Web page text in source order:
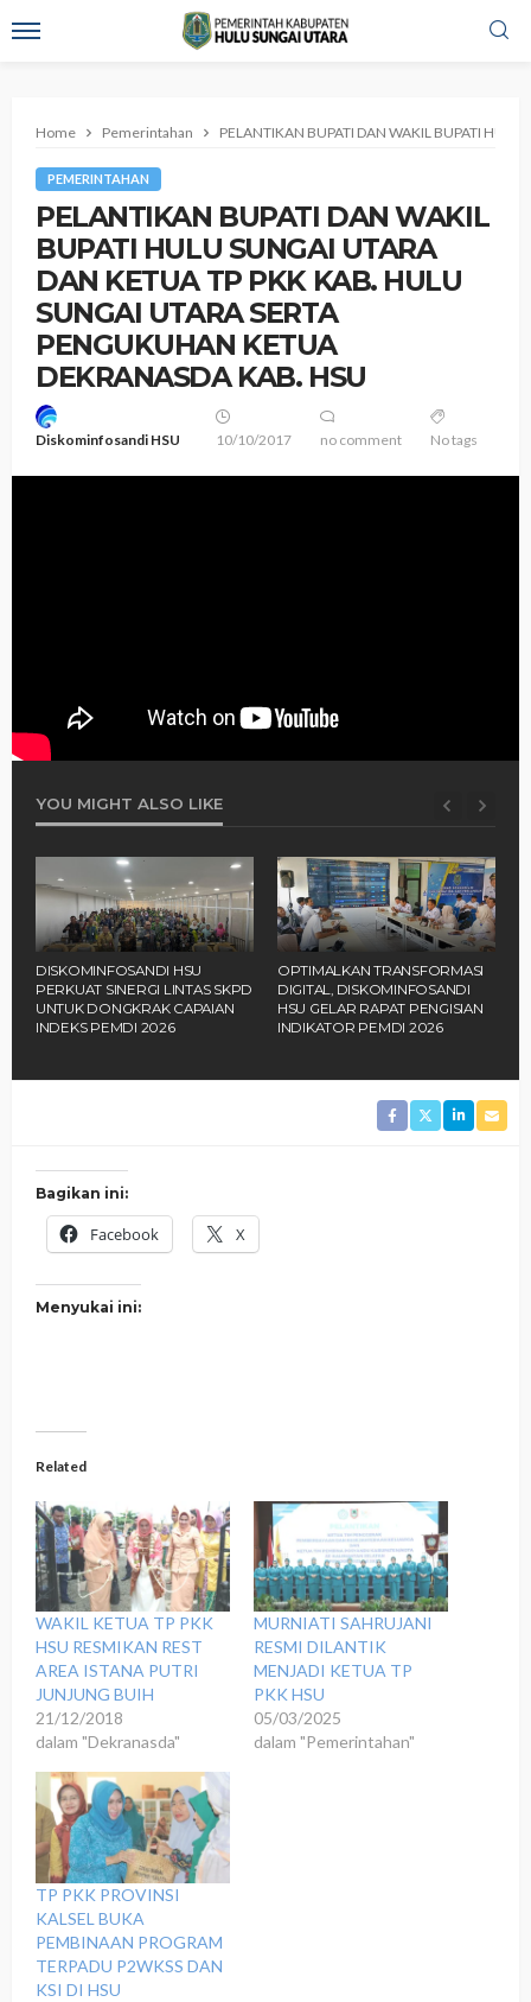
Home Pemerintahan PELANTIKAN BUPATI DAN WAKIL BUPATI
PEMERINTAHAN
PELANTIKAN BUPATI DAN WAKIL
BUPATI HULU SUNGAI UTARA
DAN KETUA TP PKK KAB. HULU
SUNGAI UTARA SERTA
PENGUKUHAN KETUA
DEKRANASDA KAB. HSU
Diskominfosandi HSU 10/10/2017 no comment No tags
YOU MIGHT ALSO LIKE
‎OPTIMALKAN TRANSFORMASI
DIGITAL, DISKOMINFOSANDI
HSU GELAR RAPAT PENGISIAN
INDIKATOR PEMDI 2026 ‎
‎DPRD HSU GELAR RAPAT
PARIPURNA KE-16, FRAKSI
SAMPAIKAN PANDANGAN
UMUM TERHADAP LIMA
Bagikan ini:
Facebook X
Menyukai ini:
Related
WAKIL KETUA TP PKK
HSU RESMIKAN REST
AREA ISTANA PUTRI
JUNJUNG BUIH
21/12/2018
dalam "Dekranasda"
MURNIATI SAHRUJANI
RESMI DILANTIK
MENJADI KETUA TP
PKK HSU
05/03/2025
dalam "Pemerintahan"
TP PKK PROVINSI
KALSEL BUKA
PEMBINAAN PROGRAM
TERPADU P2WKSS DAN
KSI DI HSU